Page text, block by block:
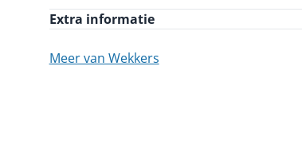
Extra informatie
Meer van Wekkers